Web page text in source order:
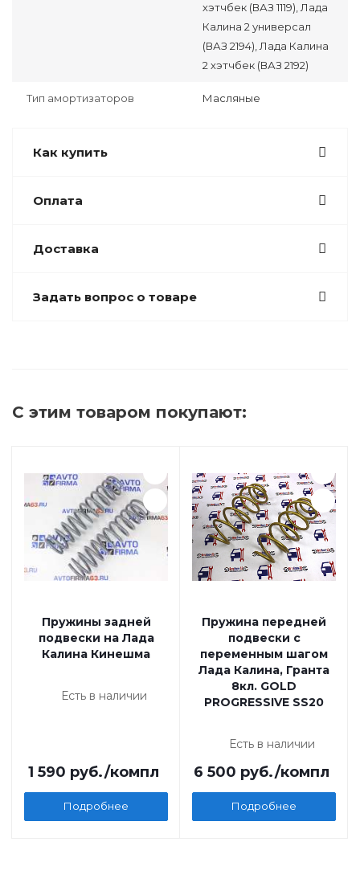
хэтчбек (ВАЗ 1119), Лада
Калина 2 универсал
(ВАЗ 2194), Лада Калина
2 хэтчбек (ВАЗ 2192)
Тип амортизаторов Масляные
Как купить
Оплата
Доставка
Задать вопрос о товаре
С этим товаром покупают:
Пружины задней
подвески на Лада
Калина Кинешма
Есть в наличии
1 590 руб./компл
Подробнее
Пружина передней
подвески с
переменным шагом
Лада Калина, Гранта
8кл. GOLD
PROGRESSIVE SS20
Есть в наличии
6 500 руб./компл
Подробнее